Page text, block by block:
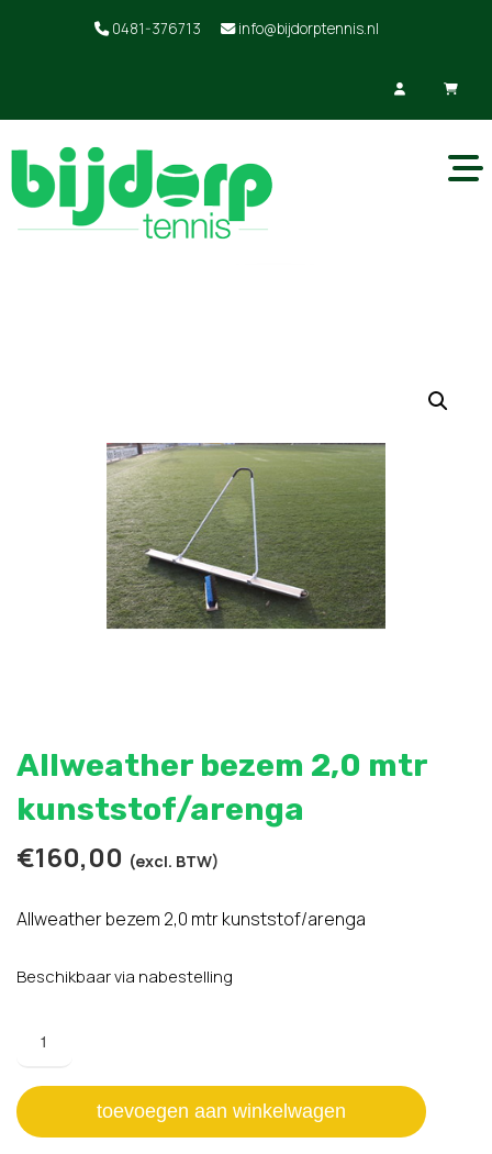
0481-376713 info@bijdorptennis.nl
Allweather bezem 2,0 mtr
kunststof/arenga
€160,00 (excl. BTW)
Allweather bezem 2,0 mtr kunststof/arenga
Beschikbaar via nabestelling
bezem
mtr
kunststof/arenga
aantal
toevoegen aan winkelwagen